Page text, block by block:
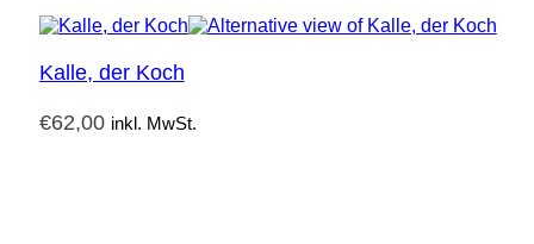
Kalle, der Koch
€62,00 inkl. MwSt.